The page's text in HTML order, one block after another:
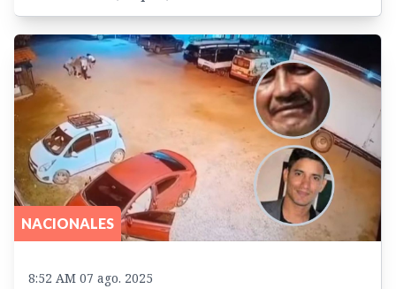
NACIONALES
8:52 AM 07 ago. 2025